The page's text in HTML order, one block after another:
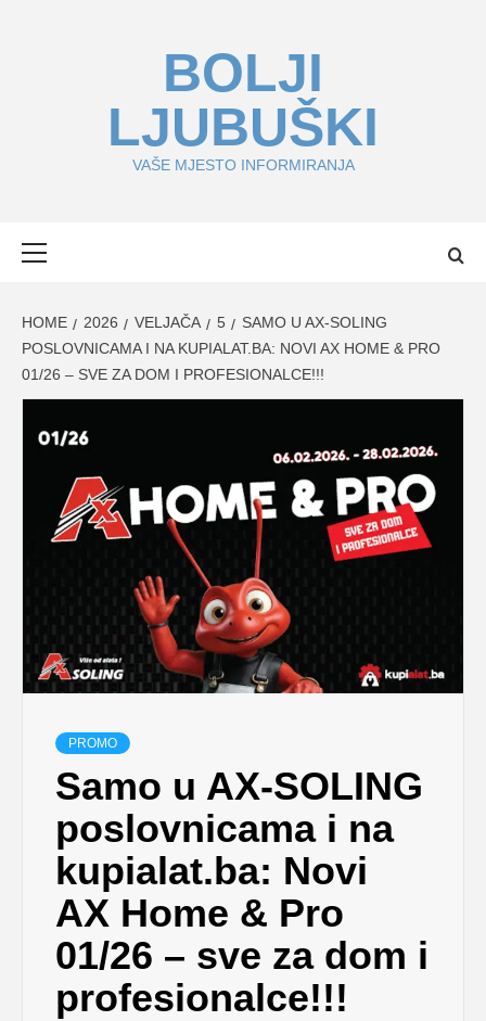
BOLJI
LJUBUŠKI
VAŠE MJESTO INFORMIRANJA
HOME 2026 VELJAČA 5
SAMO U AX-SOLING
POSLOVNICAMA I NA KUPIALAT.BA: NOVI AX HOME & PRO
01/26 – SVE ZA DOM I PROFESIONALCE!!!
PROMO
Samo u AX-SOLING
poslovnicama i na
kupialat.ba: Novi
AX Home & Pro
01/26 – sve za dom i
profesionalce!!!